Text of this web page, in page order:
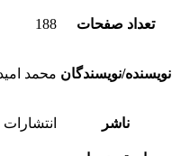
تعداد صفحات 188
نویسنده/نویسندگان محمد
ناشر